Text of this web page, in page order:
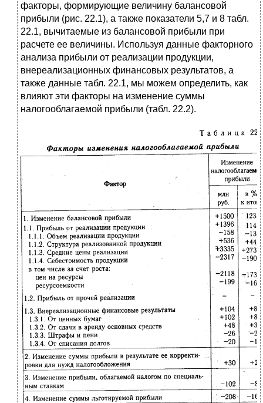
факторы, формирующие величину балансовой
прибыли (рис. 22.1), а также показатели 5,7 и 8 табл.
22.1, вычитаемые из балансовой прибыли при
расчете ее величины. Используя данные факторного
анализа прибыли от реализации продукции,
внереализационных финансовых результатов, а
также данные табл. 22.1, мы можем определить, как
влияют эти факторы на изменение суммы
налогооблагаемой прибыли (табл. 22.2).